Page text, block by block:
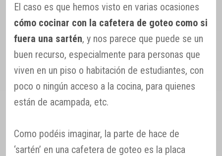
El caso es que hemos visto en varias ocasiones
cómo cocinar con la cafetera de goteo como si
fuera una sartén, y nos parece que puede se un
buen recurso, especialmente para personas que
viven en un piso o habitación de estudiantes, con
poco o ningún acceso a la cocina, para quienes
están de acampada, etc.
Como podéis imaginar, la parte de hace de
‘sartén’ en una cafetera de goteo es la placa